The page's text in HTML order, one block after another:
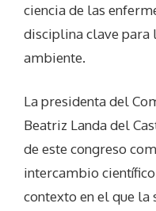
ciencia de las
disciplina clave para
ambiente.
La presidenta del
Beatriz Landa del
de este congreso
intercambio
contexto en el que la